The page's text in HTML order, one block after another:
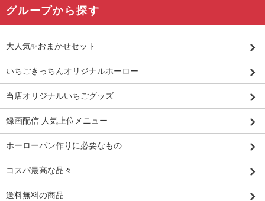
グループから探す
大人気✨おまかせセット
いちごきっちんオリジナルホーロー
当店オリジナルいちごグッズ
録画配信 人気上位メニュー
ホーローパン作りに必要なもの
コスパ最高な品々
送料無料の商品